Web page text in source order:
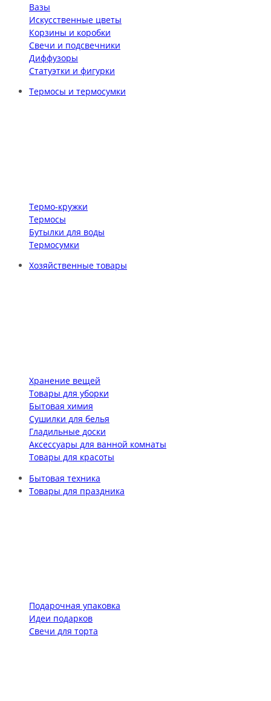
Вазы
Искусственные цветы
Корзины и коробки
Свечи и подсвечники
Диффузоры
Статуэтки и фигурки
Термосы и термосумки
Термо-кружки
Термосы
Бутылки для воды
Термосумки
Хозяйственные товары
Хранение вещей
Товары для уборки
Бытовая химия
Сушилки для белья
Гладильные доски
Аксессуары для ванной комнаты
Товары для красоты
Бытовая техника
Товары для праздника
Подарочная упаковка
Идеи подарков
Свечи для торта